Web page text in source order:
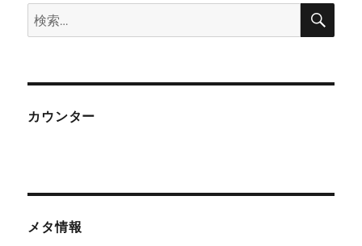
検
索:
検
カウンター
メタ情報